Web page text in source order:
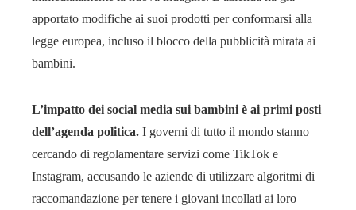
apportato modifiche ai suoi prodotti per conformarsi alla
legge europea, incluso il blocco della pubblicità mirata ai
bambini.
L’impatto dei social media sui bambini è ai primi posti
dell’agenda politica. I governi di tutto il mondo stanno
cercando di regolamentare servizi come TikTok e
Instagram, accusando le aziende di utilizzare algoritmi di
raccomandazione per tenere i giovani incollati ai loro